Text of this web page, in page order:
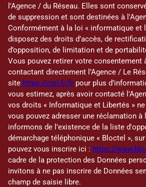
l'Agence / du Réseau. Elles sont
de suppression et sont destinées à
Conformément à la loi « informatique et
disposez des droits d’accès, de
d’opposition, de limitation et de
Vous pouvez retirer votre consentement
contactant directement l’Agence / Le
site https://cnil.fr/fr pour plus
vous estimez, après avoir contacté
vos droits « Informatique et Libertés »
vous pouvez adresser une réclamation à
informons de l’existence de la liste
démarchage téléphonique « Bloctel »,
pouvez vous inscrire ici : https://
cadre de la protection des Données
invitons à ne pas inscrire de Données
champ de saisie libre.